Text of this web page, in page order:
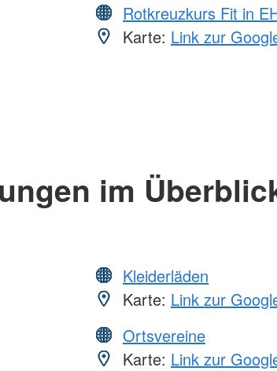
Rotkreuzkurs Fit in
Karte: Link zur
im
Kleiderläden
Karte: Link zur
Ortsvereine
Karte: Link zur